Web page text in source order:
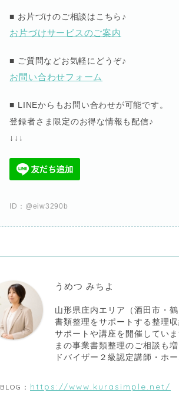
■ お片づけのご相談はこちら ♪
お片づけサービスのご案内
■ ご質問などお気軽にどうぞ♪
お問い合わせフォーム
■ LINEからもお問い合わせが可能です。
登録者さま限定のお得な情報も配信♪
↓ ↓ ↓
ID ： @eiw3290b
うめつ みちよ
山形県庄内エリア（酒田市・
書類整理をサポートする整理
サポートや講座を開催してい
まの事業書類整理のご相談も
ドバイザー２級認定講師・ホ
BLOG： https://www.kurasimple.net/